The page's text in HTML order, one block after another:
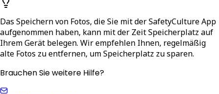
Das Speichern von Fotos, die Sie mit der SafetyCulture App
aufgenommen haben, kann mit der Zeit Speicherplatz auf
Ihrem Gerät belegen. Wir empfehlen Ihnen, regelmäßig
alte Fotos zu entfernen, um Speicherplatz zu sparen.
Brauchen Sie weitere Hilfe?